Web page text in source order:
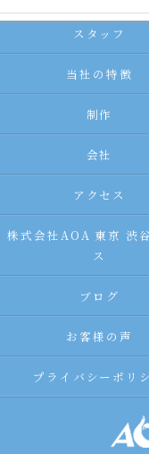
スタッフ
当社の特徴
制作
会社
アクセス
株式会社AOA 東京 渋
ス
ブログ
お客様の声
プライバシーポリ